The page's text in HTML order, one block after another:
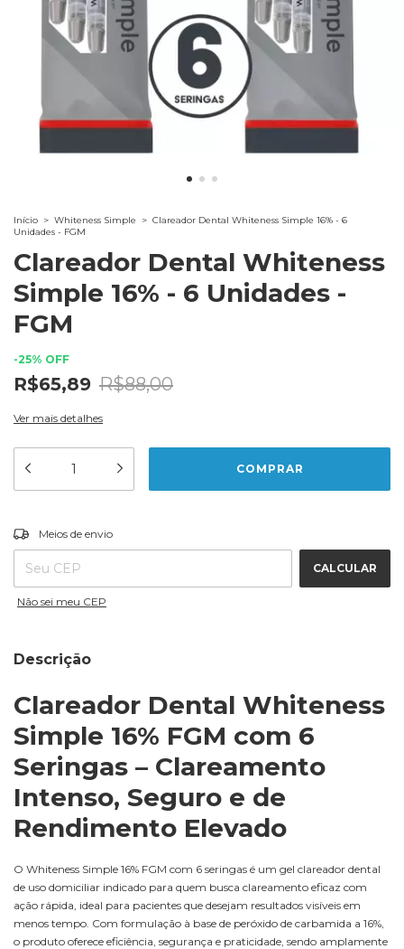
Início > Whiteness Simple > Clareador Dental Whiteness Simple 16% - 6
Unidades - FGM
Clareador Dental Whiteness
Simple 16% - 6 Unidades -
FGM
-25% OFF
R$65,89 R$88,00
Ver mais detalhes
Entregas para o CEP:
Meios de envio
CALCULAR
Não sei meu CEP
Descrição
Clareador Dental Whiteness
Simple 16% FGM com 6
Seringas – Clareamento
Intenso, Seguro e de
Rendimento Elevado
O Whiteness Simple 16% FGM com 6 seringas é um gel clareador dental
de uso domiciliar indicado para quem busca clareamento eficaz com
ação rápida, ideal para pacientes que desejam resultados visíveis em
menos tempo. Com formulação à base de peróxido de carbamida a 16%,
o produto oferece eficiência, segurança e praticidade, sendo amplamente